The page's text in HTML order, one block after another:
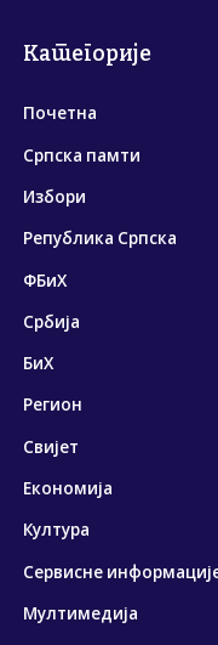
Категорије
Почетна
Српска памти
Избори
Република Српска
ФБиХ
Србија
БиХ
Регион
Свијет
Економија
Култура
Сервисне
Мултимедија